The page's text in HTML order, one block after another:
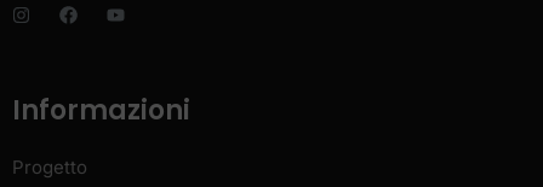
Informazioni
Progetto